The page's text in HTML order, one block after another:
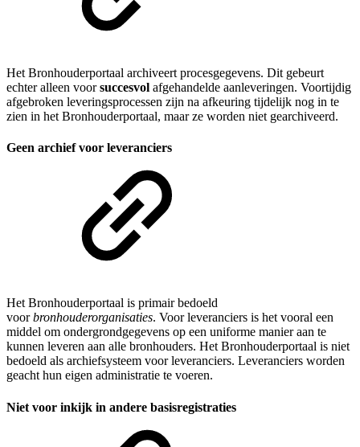
Het Bronhouderportaal archiveert procesgegevens. Dit gebeurt
echter alleen voorsuccesvol afgehandelde aanleveringen. Voortijdig
afgebroken leveringsprocessen zijn na afkeuring tijdelijk nog in te
zien in het Bronhouderportaal, maar ze worden niet gearchiveerd.
Geen archief voor leveranciers
Het Bronhouderportaal is primair bedoeld
voorbronhouderorganisaties. Voor leveranciers is het vooral een
middel om ondergrondgegevens op een uniforme manier aan te
kunnen leveren aan alle bronhouders. Het Bronhouderportaal is niet
bedoeld als archiefsysteem voor leveranciers. Leveranciers worden
geacht hun eigen administratie te voeren.
Niet voor inkijk in andere basisregistraties